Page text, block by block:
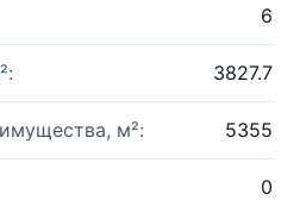
6
3827.7
м²: 5355
0